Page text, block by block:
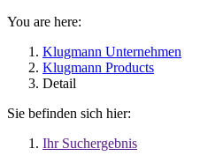
You are here:
Klugmann Unternehmen
Klugmann Products
Detail
Sie befinden sich hier:
Ihr Suchergebnis